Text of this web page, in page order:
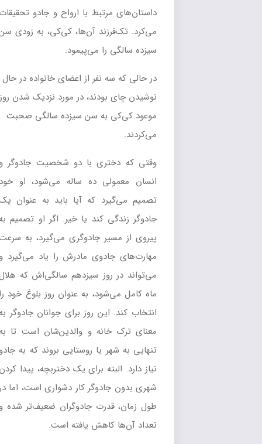
داستان‌های مرتبط با ارواح و جادو تحقیقات
می‌کرد. تک‌فرزند آن‌ها، کی‌کی، به زودی سن
سیزده سالگی را می‌پیمود.
در حالی که سه نفر از اعضای خانواده در حال
نوشیدن چای بودند، در مورد نزدیک شدن روز
موعود کی‌کی به سن سیزده سالگی صحبت
می‌کردند.
وقتی که دختری با دو شخصیت جادوگر و
انسان معمولی ده ساله می‌شود، او خود
تصمیم می‌گیرد که آیا باید به عنوان یک
جادوگر زندگی کند یا خیر. اگر او تصمیم به
پیروی از مسیر جادوگری می‌گیرد، به سرعت
مهارت‌های جادوی مادرش را یاد می‌گیرد و
می‌تواند در روز سیزدهم سالگی‌اش که هلال
ماه کامل می‌شود، به عنوان روز بلوغ خود را
انتخاب کند. این روز برای جوانان جادوگر به
معنای ترک خانه و والدین‌شان است تا به
تنهایی به شهر یا روستایی بروند که به جادو
نیاز دارد. البته برای یک دختربچه، پیدا کردن
شهری بدون جادوگر کار دشواری است، اما در
طول زمان، قدرت جادوگران ضعیف‌تر شده و
تعداد آن‌ها کاهش یافته است.